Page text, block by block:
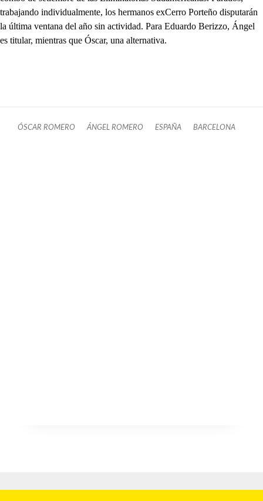
trabajando individualmente, los hermanos exCerro Porteño disputarán
la última ventana del año sin actividad. Para Eduardo Berizzo, Ángel
es titular, mientras que Óscar, una alternativa.
ÓSCAR ROMERO ÁNGEL ROMERO ESPAÑA BARCELONA